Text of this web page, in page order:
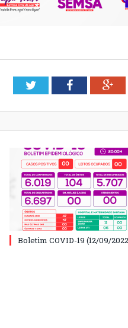
TwitterFacebook
Boletim COVID-19 (12/09/